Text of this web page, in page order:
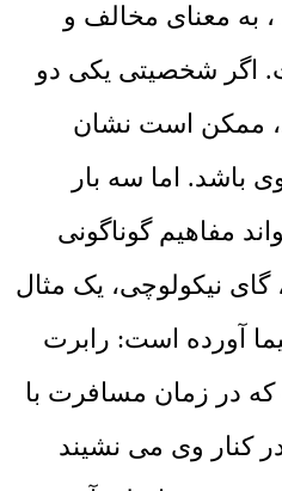
به معنای مخالف و
اگر شخصیتی یکی دو
ممکن است نشان
باشد. اما سه بار
مفاهیم گوناگونی
نیکولوچی، یک مثال
آورده است: رابرت
در زمان مسافرت با
کنار وی می نشیند